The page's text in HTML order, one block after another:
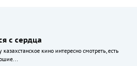
с сердца
кино интересно смотреть, есть